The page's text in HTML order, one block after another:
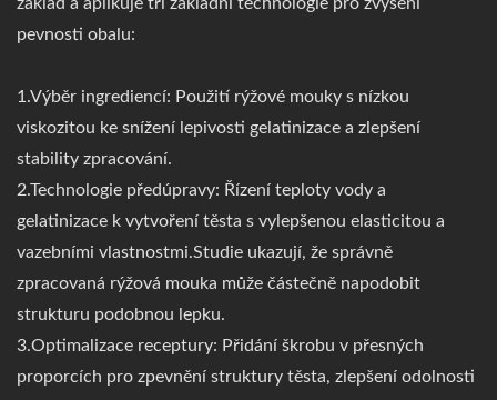
základ a aplikuje tři základní technologie pro zvýšení
pevnosti obalu:
1.Výběr ingrediencí: Použití rýžové mouky s nízkou
viskozitou ke snížení lepivosti gelatinizace a zlepšení
stability zpracování.
2.Technologie předúpravy: Řízení teploty vody a
gelatinizace k vytvoření těsta s vylepšenou elasticitou a
vazebními vlastnostmi.Studie ukazují, že správně
zpracovaná rýžová mouka může částečně napodobit
strukturu podobnou lepku.
3.Optimalizace receptury: Přidání škrobu v přesných
proporcích pro zpevnění struktury těsta, zlepšení odolnosti